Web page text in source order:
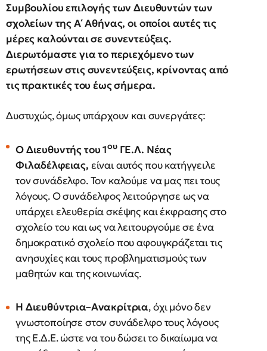
Συμβουλίου επιλογής των Διευθυντών των
σχολείων της Α΄ Αθήνας, οι οποίοι αυτές τις
μέρες καλούνται σε συνεντεύξεις.
Διερωτόμαστε για το περιεχόμενο των
ερωτήσεων στις συνεντεύξεις, κρίνοντας από
τις πρακτικές του έως σήμερα.
Δυστυχώς, όμως υπάρχουν και συνεργάτες:
Ο Διευθυντής του 1ουΓΕ.Λ. Νέας
Φιλαδέλφειας, είναι αυτός που κατήγγειλε
τον συνάδελφο. Τον καλούμε να μας πει τους
λόγους. Ο συνάδελφος λειτούργησε ως να
υπάρχει ελευθερία σκέψης και έκφρασης στο
σχολείο του και ως να λειτουργούμε σε ένα
δημοκρατικό σχολείο που αφουγκράζεται τις
ανησυχίες και τους προβληματισμούς των
μαθητών και της κοινωνίας.
Η Διευθύντρια–Ανακρίτρια, όχι μόνο δεν
γνωστοποίησε στον συνάδελφο τους λόγους
της Ε.Δ.Ε. ώστε να του δώσει το δικαίωμα να